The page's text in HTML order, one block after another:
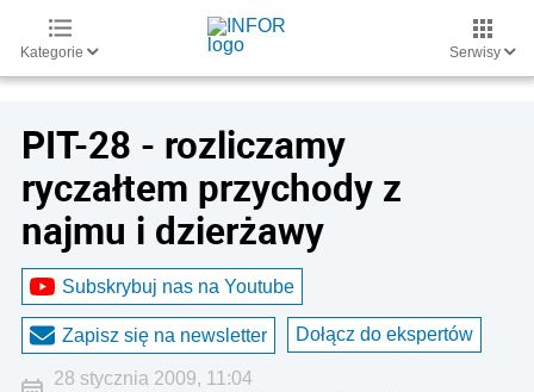
Kategorie Serwisy
PIT-28 - rozliczamy
ryczałtem przychody z
najmu i dzierżawy
Subskrybuj nas na Youtube
Zapisz się na newsletter Dołącz do ekspertów
28 stycznia 2009, 11:04